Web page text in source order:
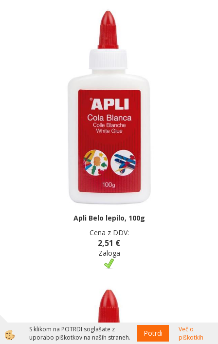
Apli Belo lepilo, 100g
Cena z DDV:
2,51 €
Zaloga
S klikom na POTRDI soglašate z
uporabo piškotkov na naših straneh.
Potrdi
Več o
piškotkih